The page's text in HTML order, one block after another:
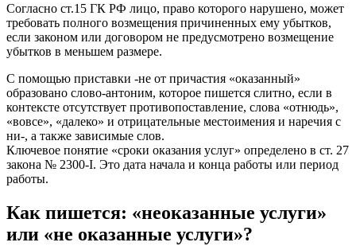
Согласно ст.15 ГК РФ лицо, право которого нарушено, может
требовать полного возмещения причиненных ему убытков,
если законом или договором не предусмотрено возмещение
убытков в меньшем размере.
С помощью приставки -не от причастия «оказанный»
образовано слово-антоним, которое пишется слитно, если в
контексте отсутствует противопоставление, слова «отнюдь»,
«вовсе», «далеко» и отрицательные местоимения и наречия с
ни-, а также зависимые слов.
Ключевое понятие «сроки оказания услуг» определено в ст. 27
закона № 2300-I. Это дата начала и конца работы или период
работы.
Как пишется: «неоказанные услуги»
или «не оказанные услуги»?